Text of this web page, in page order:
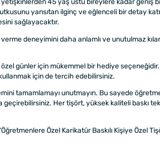
45 yaş üstü bireylere kadar geniş
yansıtan ilginç ve eğlenceli bir detay
sağlayacaktır.
deneyimini daha anlamlı ve unutulmaz
günler için mükemmel bir hediye
için de tercih edebilirsiniz.
tamamlamayı unutmayın. Bu sayede
Her tişört, yüksek kaliteli baskı
Özel Karikatür Baskılı Kişiye Özel